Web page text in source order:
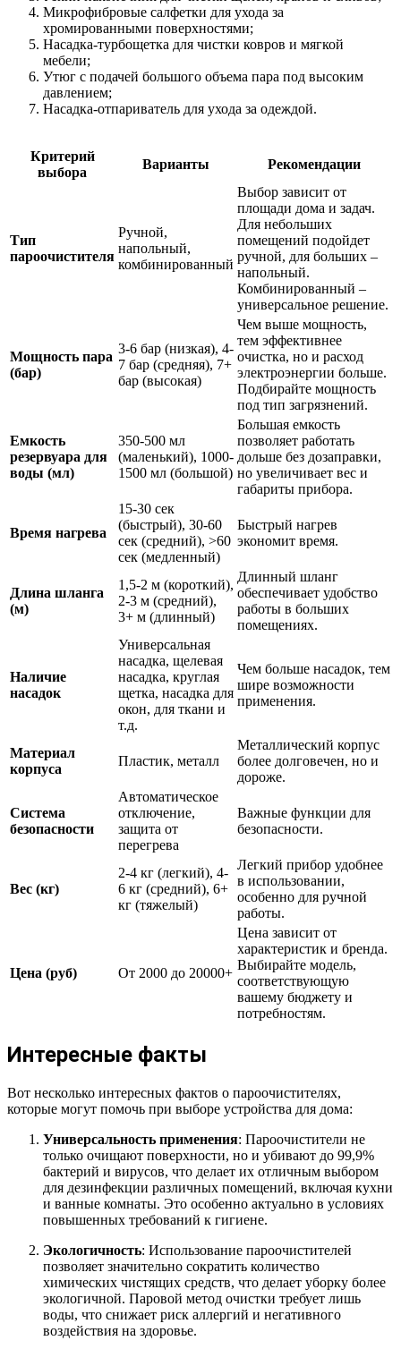
Микрофибровые салфетки для ухода за
хромированными поверхностями;
Насадка-турбощетка для чистки ковров и мягкой
мебели;
Утюг с подачей большого объема пара под высоким
давлением;
Насадка-отпариватель для ухода за одеждой.
Критерий
выбора
Варианты Рекомендации
Тип
пароочистителя
Ручной,
напольный,
комбинированный
Выбор зависит от
площади дома и задач.
Для небольших
помещений подойдет
ручной, для больших –
напольный.
Комбинированный –
универсальное решение.
Мощность пара
(бар)
3-6 бар (низкая), 4-
7 бар (средняя), 7+
бар (высокая)
Чем выше мощность,
тем эффективнее
очистка, но и расход
электроэнергии больше.
Подбирайте мощность
под тип загрязнений.
Емкость
резервуара для
воды (мл)
350-500 мл
(маленький), 1000-
1500 мл (большой)
Большая емкость
позволяет работать
дольше без дозаправки,
но увеличивает вес и
габариты прибора.
Время нагрева
15-30 сек
(быстрый), 30-60
сек (средний), >60
сек (медленный)
Быстрый нагрев
экономит время.
Длина шланга
(м)
1,5-2 м (короткий),
2-3 м (средний),
3+ м (длинный)
Длинный шланг
обеспечивает удобство
работы в больших
помещениях.
Наличие
насадок
Универсальная
насадка, щелевая
насадка, круглая
щетка, насадка для
окон, для ткани и
т.д.
Чем больше насадок, тем
шире возможности
применения.
Материал
корпуса
Пластик, металл
Металлический корпус
более долговечен, но и
дороже.
Система
безопасности
Автоматическое
отключение,
защита от
перегрева
Важные функции для
безопасности.
Вес (кг)
2-4 кг (легкий), 4-
6 кг (средний), 6+
кг (тяжелый)
Легкий прибор удобнее
в использовании,
особенно для ручной
работы.
Цена (руб) От 2000 до 20000+
Цена зависит от
характеристик и бренда.
Выбирайте модель,
соответствующую
вашему бюджету и
потребностям.
Интересные факты
Вот несколько интересных фактов о пароочистителях,
которые могут помочь при выборе устройства для дома:
Универсальность применения: Пароочистители не
только очищают поверхности, но и убивают до 99,9%
бактерий и вирусов, что делает их отличным выбором
для дезинфекции различных помещений, включая кухни
и ванные комнаты. Это особенно актуально в условиях
повышенных требований к гигиене.
Экологичность: Использование пароочистителей
позволяет значительно сократить количество
химических чистящих средств, что делает уборку более
экологичной. Паровой метод очистки требует лишь
воды, что снижает риск аллергий и негативного
воздействия на здоровье.